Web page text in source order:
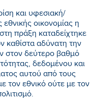
και υφεσιακή/
οικονομίας η
πράξη καταδείχτηκε
καθίστα αδύνατη την
δεύτερο βαθμό
δεδομένου και
αυτού από τους
τον εθνικό ούτε με τον